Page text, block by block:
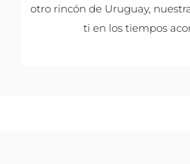
otro rincón de Uruguay,
ti en los tiempos